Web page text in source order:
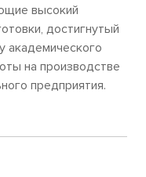
высокий
достигнутый
академического
на производстве
предприятия.